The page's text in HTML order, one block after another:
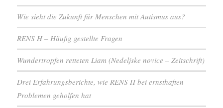
Wie sieht die Zukunft für Menschen mit Autismus aus?
RENS H – Häufig gestellte Fragen
Wundertropfen retteten Liam (Nedeljske novice – Zeitschrift)
Drei Erfahrungsberichte, wie RENS H bei ernsthaften
Problemen geholfen hat